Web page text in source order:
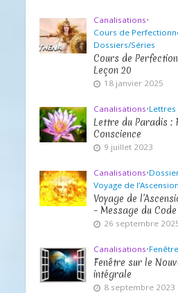
Canalisations•
Cours de
Dossiers/Séries
Cours de
Leçon 20
18 janvier 2025
Canalisations•Lettres
Lettre du Paradis :
Conscience
9 juillet 2023
Canalisations•
Voyage de
Voyage de
– Message du
26 septembre
Canalisations•
Fenêtre sur le
intégrale
8 septembre 2023